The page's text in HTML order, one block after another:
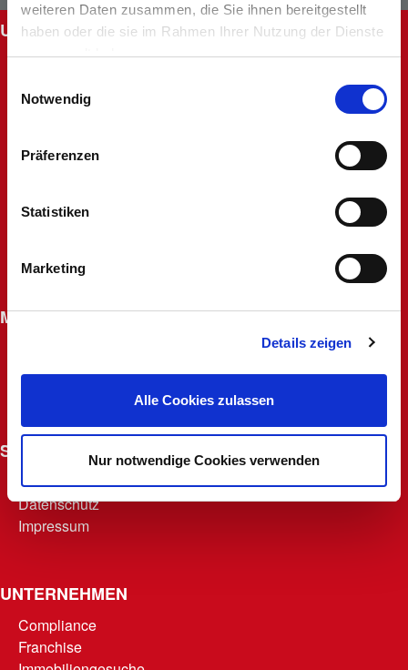
weiteren Daten zusammen, die Sie ihnen bereitgestellt
haben oder die sie im Rahmen Ihrer Nutzung der Dienste
gesammelt haben.
Notwendig
Präferenzen
Statistiken
Marketing
Details zeigen
Alle Cookies zulassen
Nur notwendige Cookies verwenden
UNSERE SERVICES
Abholung im Markt
FAQ - Häufig gestellte Fragen
Kontakt
Unsere Märkte
Widerruf oder Reklamation anlegen
Widerrufsrecht für Fernabsatzverträge
MACHERKARTE
Macherfamilie
SONSTIGES
AGB
Datenschutz
Impressum
UNTERNEHMEN
Compliance
Franchise